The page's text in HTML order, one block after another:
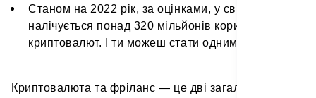
Станом на 2022 рік, за оцінками, у світі
налічується понад 320 мільйонів користувачів
криптовалют. І ти можеш стати одним з них.
Криптовалюта та фріланс — це дві загальні